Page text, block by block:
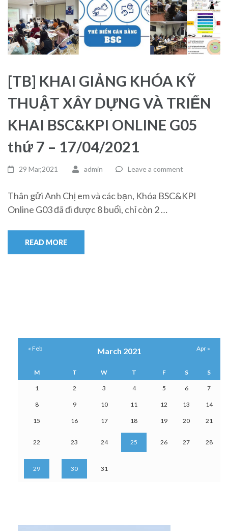
[TB] KHAI GIẢNG KHÓA KỸ
THUẬT XÂY DỰNG VÀ TRIỂN
KHAI BSC&KPI ONLINE G05
thứ 7 – 17/04/2021
29 Mar,2021 admin Leave a comment
Thân gửi Anh Chị em và các bạn, Khóa BSC&KPI
Online G03 đã đi được 8 buổi, chỉ còn 2 …
READ MORE
March 2021
M T W T F S S
1 2 3 4 5 6 7
8 9 10 11 12 13 14
15 16 17 18 19 20 21
22 23 24 25 26 27 28
29 30 31
« Feb Apr »